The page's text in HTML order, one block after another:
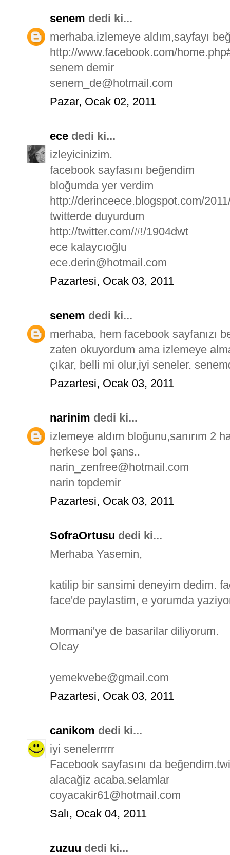
senem dedi ki...
merhaba.izlemeye aldım,sayfayı
http://www.facebook.com/
senem demir
senem_de@hotmail.com
Pazar, Ocak 02, 2011
ece dedi ki...
izleyicinizim.
facebook sayfasını beğendim
bloğumda yer verdim
http://derinceece.blogspot.com/
twitterde duyurdum
http://twitter.com/#!/1904dwt
ece kalaycıoğlu
ece.derin@hotmail.com
Pazartesi, Ocak 03, 2011
senem dedi ki...
merhaba, hem facebook sayfanızı
zaten okuyordum ama izlemeye
çıkar, belli mi olur,iyi seneler.
Pazartesi, Ocak 03, 2011
narinim dedi ki...
izlemeye aldım bloğunu,sanırım 2
herkese bol şans..
narin_zenfree@hotmail.com
narin topdemir
Pazartesi, Ocak 03, 2011
SofraOrtusu dedi ki...
Merhaba Yasemin,
katilip bir sansimi deneyim dedim.
face'de paylastim, e yorumda
Mormani'ye de basarilar diliyorum.
Olcay
yemekvebe@gmail.com
Pazartesi, Ocak 03, 2011
canikom dedi ki...
iyi senelerrrrr
Facebook sayfasını da
alacağiz acaba.selamlar
coyacakir61@hotmail.com
Salı, Ocak 04, 2011
zuzuu dedi ki...